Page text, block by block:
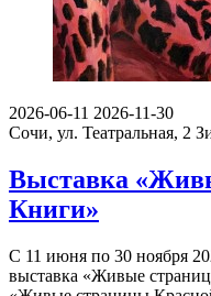
2026-06-11 2026-11-30
Сочи, ул. Театральная, 2
Выставка
Книги»
С 11 июня по 30 ноября
выставка «Живые